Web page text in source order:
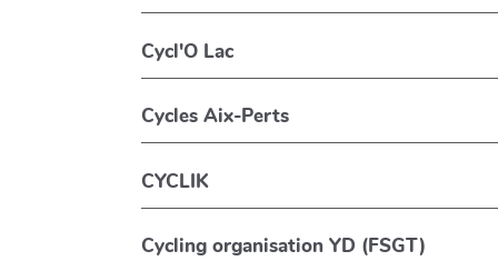
Cycl'O Lac
Cycles Aix-Perts
CYCLIK
Cycling organisation YD (FSGT)